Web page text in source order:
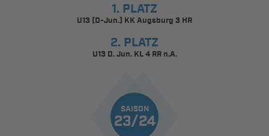
1. PLATZ
U13 (D-Jun.) KK Augsburg 3 HR
2. PLATZ
U13 D. Jun. KL 4 RR n.A.
SAISON
23/24